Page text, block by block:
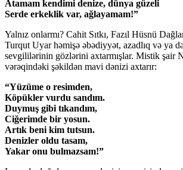
Atamam kendimi denize, dünya güzeli
Serde erkeklik var, ağlayamam!”
Yalnız onlarmı? Cahit Sıtkı, Fazıl Hüsnü
Turqut Uyar həmişə əbədiyyət, azadlıq və ya
sevgililərinin gözlərini axtarmışlar. Mistik şair
vərəqindəki şəkildən mavi dənizi axtarır:
“Yüzüme o resimden,
Köpükler vurdu sandım.
Duymuş gibi tıkandım,
Ciğerimde bir yosun.
Artık beni kim tutsun.
Denizler oldu tasam,
Yakar onu bulmazsam!”